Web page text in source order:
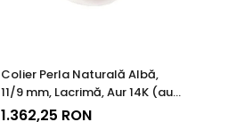
Colier Perla Naturală Albă,
11/9 mm, Lacrimă, Aur 14K (aur
585) | KASKADDA®
1.362,25 RON